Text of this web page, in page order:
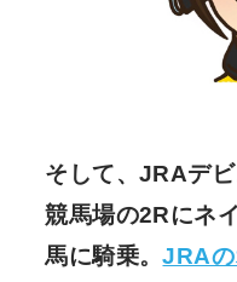
そして、JRAデ
競馬場の2Rにネ
馬に騎乗。JRAの